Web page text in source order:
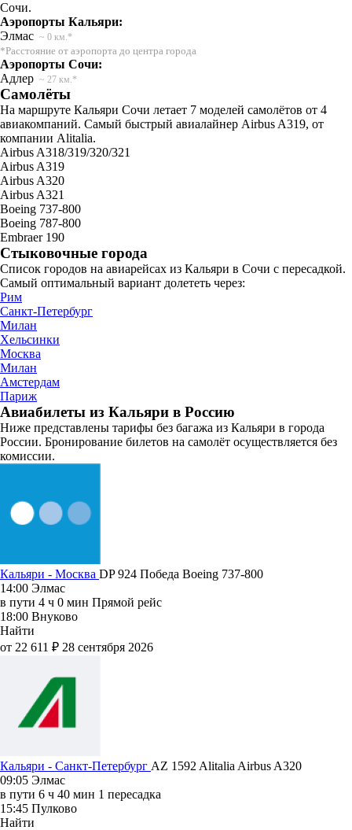
Сочи.
Аэропорты Кальяри:
Элмас ~ 0 км.*
*Расстояние от аэропорта до центра города
Аэропорты Сочи:
Адлер ~ 27 км.*
Самолёты
На маршруте Кальяри Сочи летает 7 моделей самолётов от 4
авиакомпаний. Самый быстрый авиалайнер Airbus A319, от
компании Alitalia.
Airbus A318/319/320/321
Airbus A319
Airbus A320
Airbus A321
Boeing 737-800
Boeing 787-800
Embraer 190
Стыковочные города
Список городов на авиарейсах из Кальяри в Сочи с пересадкой.
Самый оптимальный вариант долететь через:
Рим
Санкт-Петербург
Милан
Хельсинки
Москва
Милан
Амстердам
Париж
Авиабилеты из Кальяри в Россию
Ниже представлены тарифы без багажа из Кальяри в города
России. Бронирование билетов на самолёт осуществляется без
комиссии.
Кальяри - Москва DP 924 Победа Boeing 737-800
14:00 Элмас
в пути 4 ч 0 мин Прямой рейс
18:00 Внуково
Найти
от 22 611 ₽ 28 сентября 2026
Кальяри - Санкт-Петербург AZ 1592 Alitalia Airbus A320
09:05 Элмас
в пути 6 ч 40 мин 1 пересадка
15:45 Пулково
Найти